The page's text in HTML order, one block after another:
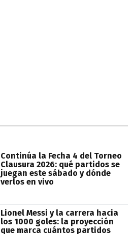
Continúa la Fecha 4 del Torneo
Clausura 2026: qué partidos se
juegan este sábado y dónde
verlos en vivo
Lionel Messi y la carrera hacia
los 1000 goles: la proyección
que marca cuántos partidos